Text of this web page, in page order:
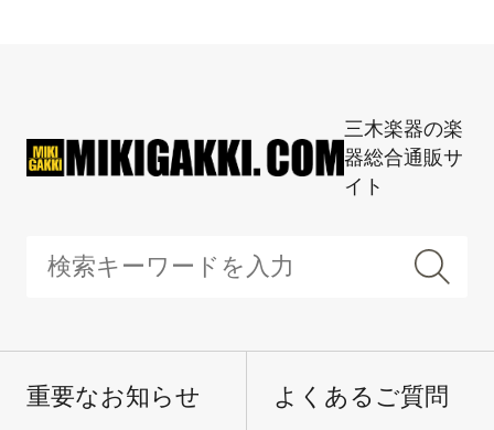
三木楽器の楽
器総合通販サ
イト
重要なお知らせ よくあるご質問